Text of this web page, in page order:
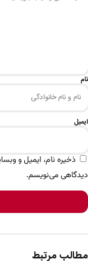
نام
ایمیل
ذخیره نام، ایمیل و
دیدگاهی می‌نویسم.
مطالب مرتبط